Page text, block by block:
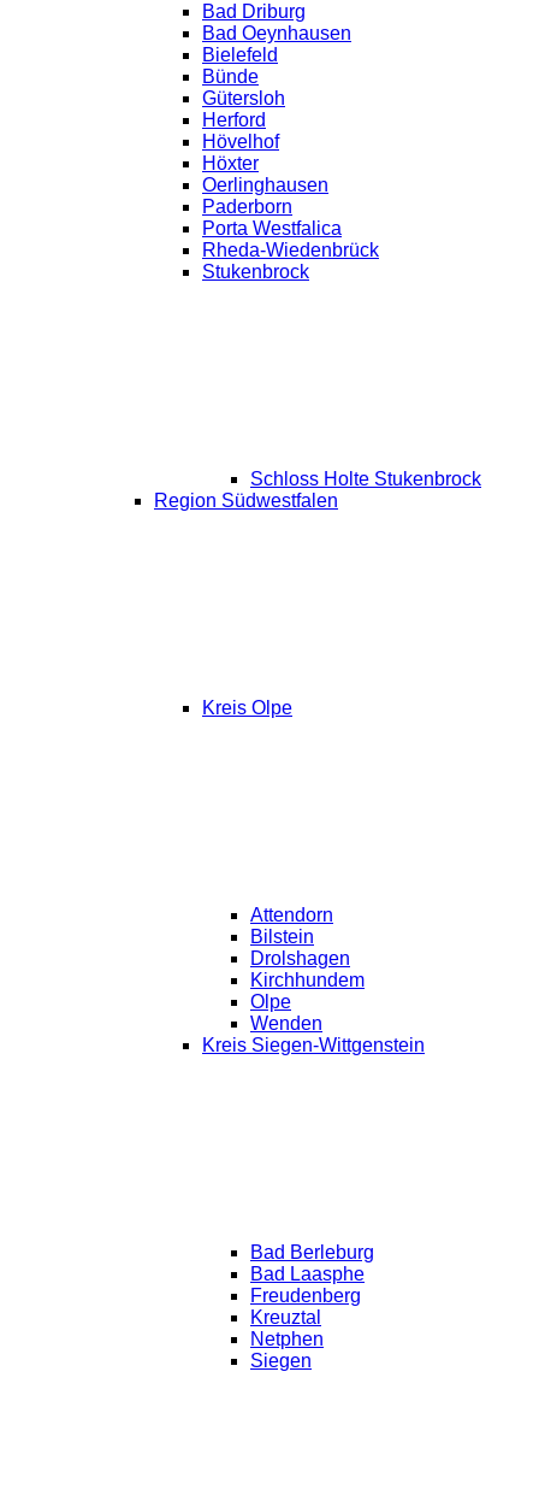
Bad Driburg
Bad Oeynhausen
Bielefeld
Bünde
Gütersloh
Herford
Hövelhof
Höxter
Oerlinghausen
Paderborn
Porta Westfalica
Rheda-Wiedenbrück
Stukenbrock
Schloss Holte Stukenbrock
Region Südwestfalen
Kreis Olpe
Attendorn
Bilstein
Drolshagen
Kirchhundem
Olpe
Wenden
Kreis Siegen-Wittgenstein
Bad Berleburg
Bad Laasphe
Freudenberg
Kreuztal
Netphen
Siegen